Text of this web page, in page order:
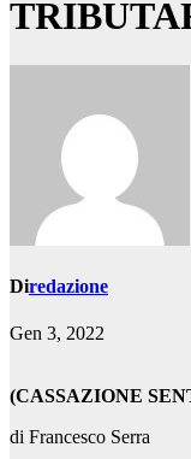
Diredazione
Gen 3, 2022
(CASSAZIONE
di Francesco Serra